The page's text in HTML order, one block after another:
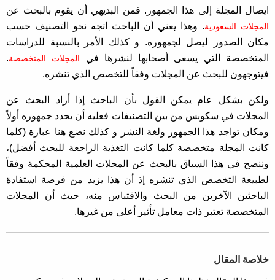
ايصال المجلة إلى هذا الجمهور. فمن البديهي أن يقوم بالبحث عن
المجلات السعودية. وهذا يعني أن الباحث اتجه نحو التصنيف حسب
مكان الصدور ليصل لجمهوره. و كذلك الأمر بالنسبة للدراسات
المتخصصة التي يسعى أصحابها لنشرها في المجلات المتخصصة.
فيتوجهون للبحث عن المجلات وفقاً للتخصص الذي تنشره.
ولكن بشكل عام يمكن القول بأن الباحث إذا أراد البحث عن
المجلات في سكوبس من بين التصنيفات فعليه أن يحدد جمهوره أولاً
ومكان تواجد هذا الجمهور ولغة النشر و كذلك نضع هنا عبارة (كلما
كانت المجلة متخصصة كلما كانت التغذية الراجعة للبحث أفضل)،
وننصح في هذا السياق بالبحث عن المجلات العلمية المحكمة وفقاً
لطبيعة التخصص الذي تنشره إذ أن هذا يزيد من فرصة استفادة
الباحثين الآخرين من البحث والاقتباس منه، حيث أن المجلات
المتخصصة تعتبر ذات معامل تأثير أعلى من غيرها.
خلاصة المقال